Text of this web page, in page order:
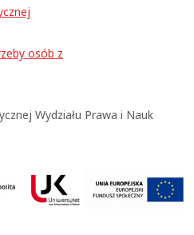
osób z
Wydziału Prawa i Nauk